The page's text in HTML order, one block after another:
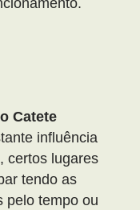
Catete
influência
certos lugares
tendo as
pelo tempo ou